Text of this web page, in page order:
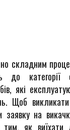
складним
категорії
які
Щоб
заявку на
тим, як виїхати